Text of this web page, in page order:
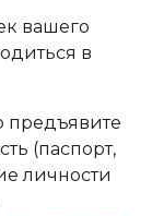
вашего
в
предъявите
(паспорт,
личности